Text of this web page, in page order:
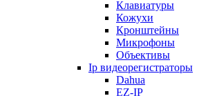
Клавиатуры
Кожухи
Кронштейны
Микрофоны
Объективы
Ip видеорегистраторы
Dahua
EZ-IP